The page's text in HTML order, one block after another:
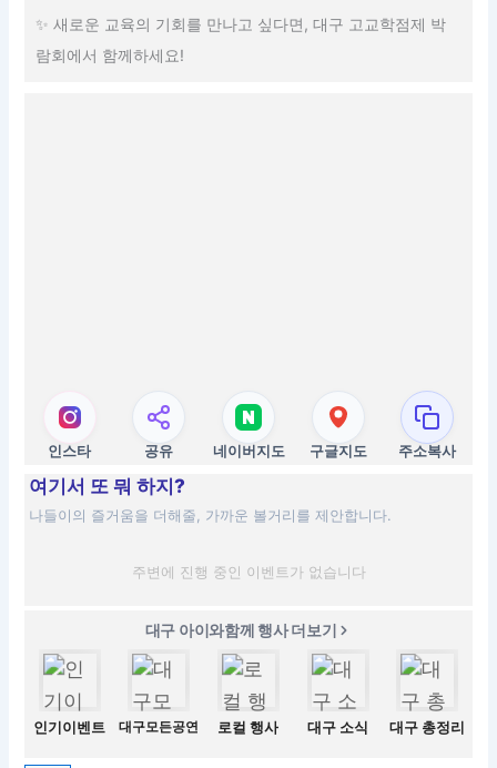
✨ 새로운 교육의 기회를 만나고 싶다면, 대구 고교학점제 박
람회에서 함께하세요!
인스타 공유 네이버지도 구글지도 주소복사
여기서 또 뭐 하지?
나들이의 즐거움을 더해줄, 가까운 볼거리를 제안합니다.
주변에 진행 중인 이벤트가 없습니다
대구 아이와함께 행사 더보기
인기이벤트 대구모든공연 로컬 행사 대구 소식 대구 총정리